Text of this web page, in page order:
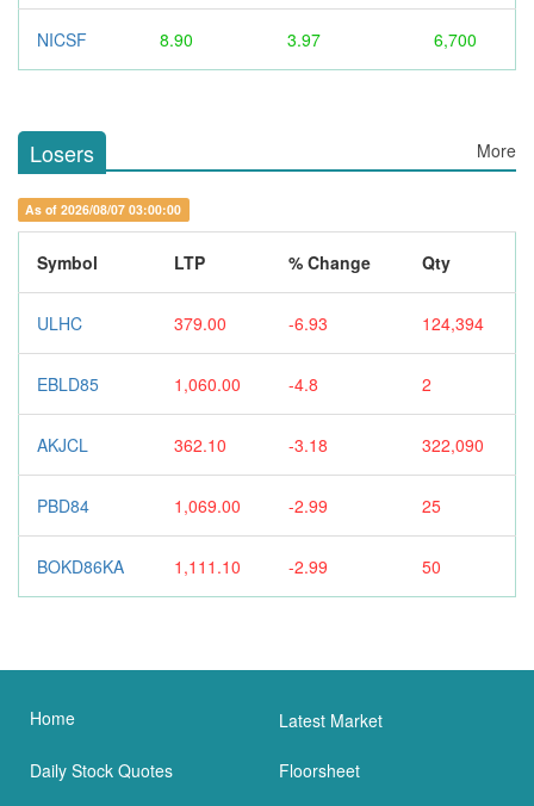
NICSF 8.90 3.97 6,700
Losers More
As of 2026/08/07 03:00:00
Symbol LTP % Change Qty
ULHC 379.00 -6.93 124,394
EBLD85 1,060.00 -4.8 2
AKJCL 362.10 -3.18 322,090
PBD84 1,069.00 -2.99 25
BOKD86KA 1,111.10 -2.99 50
Home Latest Market
Daily Stock Quotes Floorsheet